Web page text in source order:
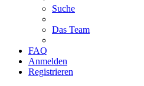
Suche
Das Team
FAQ
Anmelden
Registrieren